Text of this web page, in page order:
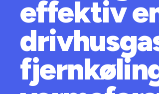
effektiv